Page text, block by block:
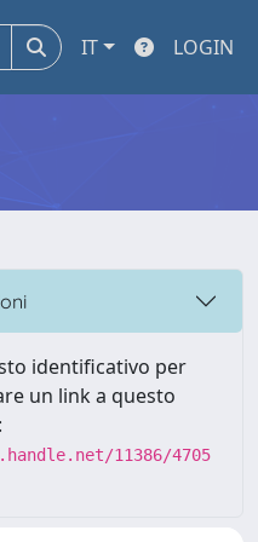
IT LOGIN
identificativo per
un link a questo
11386/4705